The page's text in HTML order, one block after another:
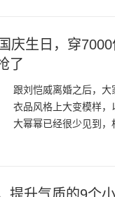
庆生日，穿
了
跟刘恺威离婚之后，
衣品风格上大变模样
大幂幂已经很少见到
就是那性感欧美范的